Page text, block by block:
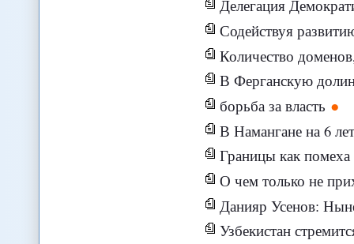
Делегация
Содействуя
Количество
В Ферганскую
борьба за власть
В Намангане на 6
Границы как помеха
О чем только не приходится
Данияр Усенов: Нынешняя
Узбекистан